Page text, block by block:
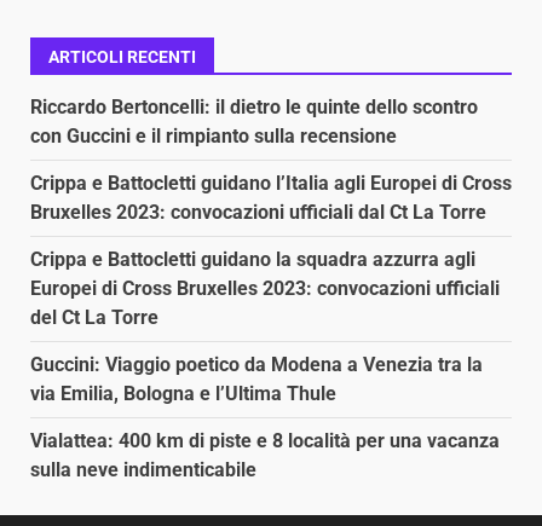
ARTICOLI RECENTI
Riccardo Bertoncelli: il dietro le quinte dello scontro
con Guccini e il rimpianto sulla recensione
Crippa e Battocletti guidano l’Italia agli Europei di Cross
Bruxelles 2023: convocazioni ufficiali dal Ct La Torre
Crippa e Battocletti guidano la squadra azzurra agli
Europei di Cross Bruxelles 2023: convocazioni ufficiali
del Ct La Torre
Guccini: Viaggio poetico da Modena a Venezia tra la
via Emilia, Bologna e l’Ultima Thule
Vialattea: 400 km di piste e 8 località per una vacanza
sulla neve indimenticabile